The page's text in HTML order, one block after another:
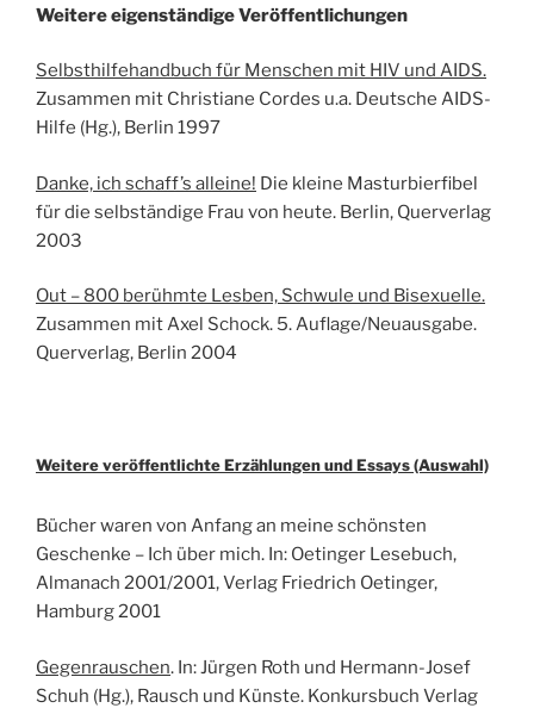
Weitere eigenständige Veröffentlichungen
Selbsthilfehandbuch für Menschen mit HIV und AIDS.
Zusammen mit Christiane Cordes u.a. Deutsche AIDS-
Hilfe (Hg.), Berlin 1997
Danke, ich schaff’s alleine! Die kleine Masturbierfibel
für die selbständige Frau von heute. Berlin, Querverlag
2003
Out – 800 berühmte Lesben, Schwule und Bisexuelle.
Zusammen mit Axel Schock. 5. Auflage/Neuausgabe.
Querverlag, Berlin 2004
Weitere veröffentlichte Erzählungen und Essays (Auswahl)
Bücher waren von Anfang an meine schönsten
Geschenke – Ich über mich. In: Oetinger Lesebuch,
Almanach 2001/2001, Verlag Friedrich Oetinger,
Hamburg 2001
Gegenrauschen. In: Jürgen Roth und Hermann-Josef
Schuh (Hg.), Rausch und Künste. Konkursbuch Verlag